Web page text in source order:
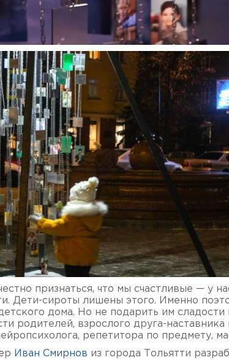
признаться, что мы счастливые — у
Дети-сироты лишены этого. Именно
дома. Но не подарить им сладости
родителей, взрослого друга-
репетитора по предмету,
Иван Смирнов из города Тольятти